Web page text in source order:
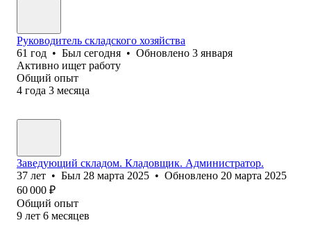
Руководитель складского хозяйства
61 год • Был сегодня • Обновлено 3 января
Активно ищет работу
Общий опыт
4 года 3 месяца
Заведующий складом. Кладовщик. Администратор.
37 лет • Был 28 марта 2025 • Обновлено 20 марта 2025
60 000 ₽
Общий опыт
9 лет 6 месяцев